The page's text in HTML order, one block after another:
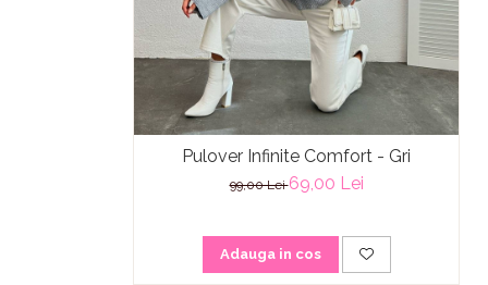
Pulover Infinite Comfort - Gri
99,00 Lei69,00 Lei
Adauga in cos